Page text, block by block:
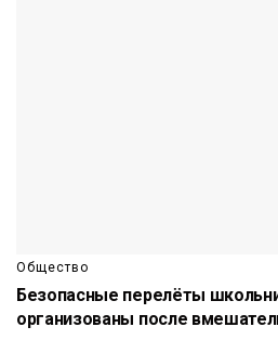
Общество
Безопасные перелёты
организованы после